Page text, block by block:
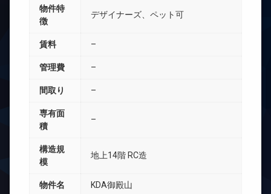
物件特
徴
デザイナーズ、ペット可
賃料 –
管理費 –
間取り –
専有面
積
–
構造規
模
地上14階 RC造
物件名 KDA御殿山